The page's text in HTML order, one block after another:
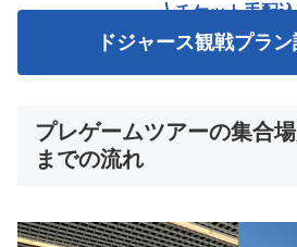
チケット手配
ドジャース観戦プラ
プレゲームツアーの集合
までの流れ